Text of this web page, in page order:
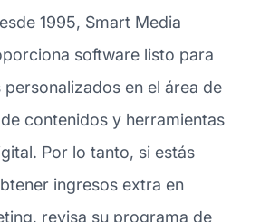
1995, Smart Media
software listo para
en el área de
contenidos y herramientas
Por lo tanto, si estás
ingresos extra en
revisa su programa de